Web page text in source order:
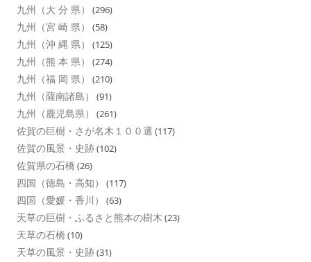
九州（大 分 県） (296)
九州（宮 崎 県） (58)
九州（沖 縄 県） (125)
九州（熊 本 県） (274)
九州（福 岡 県） (210)
九州（薩南諸島） (91)
九州（鹿児島県） (261)
佐賀の巨樹・さが名木１００選 (117)
佐賀の風景・史跡(102)
佐賀県の石橋 (26)
四国（徳島・高知） (117)
四国（愛媛・香川） (63)
天草の巨樹・ふるさと熊本の樹木 (23)
天草の石橋 (10)
天草の風景・史跡(31)